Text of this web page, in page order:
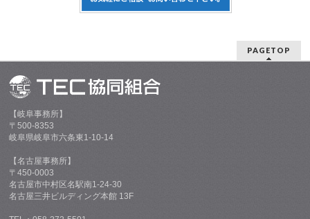
PAGETOP
【岐阜事務所】
〒500-8353
岐阜県岐阜市六条東1-10-14
【名古屋事務所】
〒450-0003
名古屋市中村区名駅南1-24-30
名古屋三井ビルディング本館 13F